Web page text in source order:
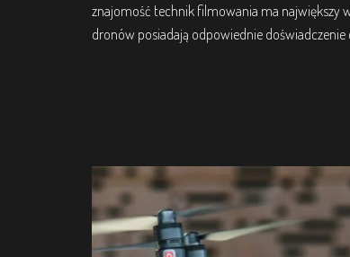
znajomość technik filmowania ma największy
dronów posiadają odpowiednie doświadczenie